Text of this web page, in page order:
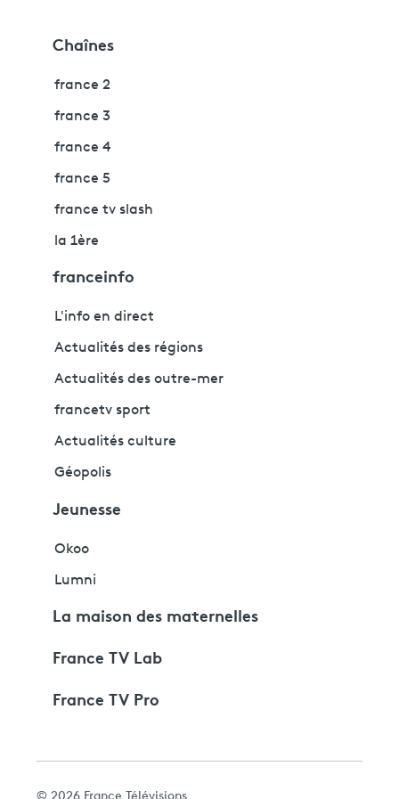
Chaînes
france 2
france 3
france 4
france 5
france tv slash
la 1ère
franceinfo
L'info en direct
Actualités des régions
Actualités des outre-mer
francetv sport
Actualités culture
Géopolis
Jeunesse
Okoo
Lumni
La maison des maternelles
France TV Lab
France TV Pro